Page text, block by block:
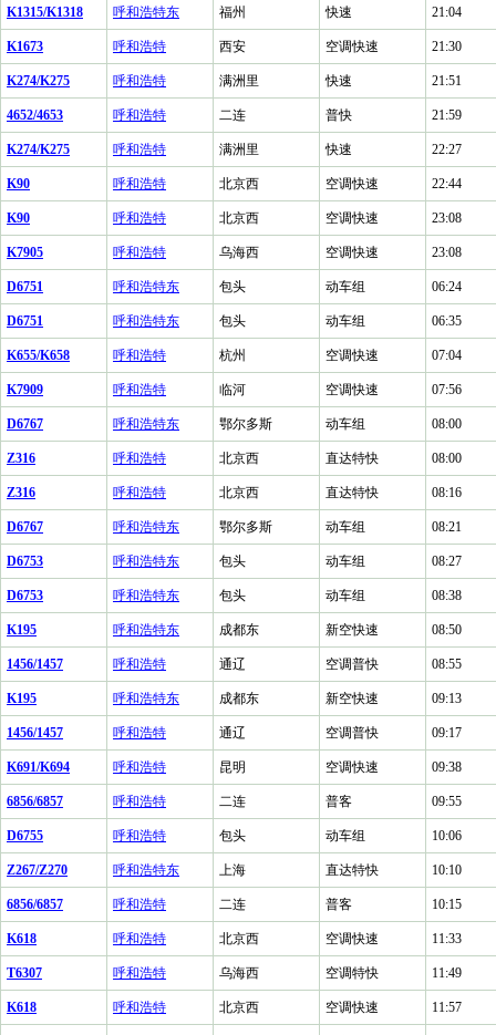
K1315/K1318 呼和浩特东 福州 快速 21:04
K1673 呼和浩特 西安 空调快速 21:30
K274/K275 呼和浩特 满洲里 快速 21:51
4652/4653 呼和浩特 二连 普快 21:59
K274/K275 呼和浩特 满洲里 快速 22:27
K90 呼和浩特 北京西 空调快速 22:44
K90 呼和浩特 北京西 空调快速 23:08
K7905 呼和浩特 乌海西 空调快速 23:08
D6751 呼和浩特东 包头 动车组 06:24
D6751 呼和浩特东 包头 动车组 06:35
K655/K658 呼和浩特 杭州 空调快速 07:04
K7909 呼和浩特 临河 空调快速 07:56
D6767 呼和浩特东 鄂尔多斯 动车组 08:00
Z316 呼和浩特 北京西 直达特快 08:00
Z316 呼和浩特 北京西 直达特快 08:16
D6767 呼和浩特东 鄂尔多斯 动车组 08:21
D6753 呼和浩特东 包头 动车组 08:27
D6753 呼和浩特东 包头 动车组 08:38
K195 呼和浩特东 成都东 新空快速 08:50
1456/1457 呼和浩特 通辽 空调普快 08:55
K195 呼和浩特东 成都东 新空快速 09:13
1456/1457 呼和浩特 通辽 空调普快 09:17
K691/K694 呼和浩特 昆明 空调快速 09:38
6856/6857 呼和浩特 二连 普客 09:55
D6755 呼和浩特 包头 动车组 10:06
Z267/Z270 呼和浩特东 上海 直达特快 10:10
6856/6857 呼和浩特 二连 普客 10:15
K618 呼和浩特 北京西 空调快速 11:33
T6307 呼和浩特 乌海西 空调特快 11:49
K618 呼和浩特 北京西 空调快速 11:57